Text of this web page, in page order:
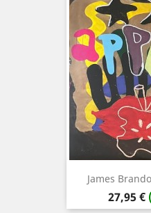
James
Preis
27,95 €